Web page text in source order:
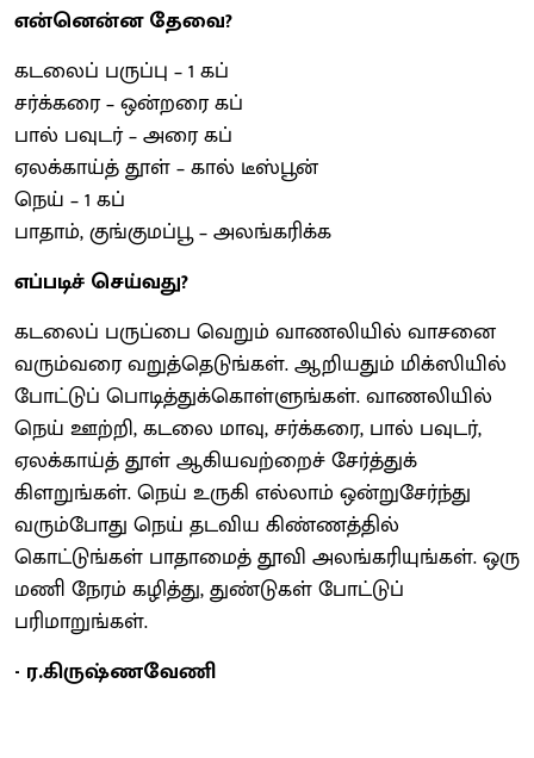
என்னென்ன தேவை?
கடலைப் பருப்பு – 1 கப்
சர்க்கரை – ஒன்றரை கப்
பால் பவுடர் – அரை கப்
ஏலக்காய்த் தூள் – கால் டீஸ்பூன்
நெய் – 1 கப்
பாதாம், குங்குமப்பூ – அலங்கரிக்க
எப்படிச் செய்வது?
கடலைப் பருப்பை வெறும் வாணலியில் வாசனை
வரும்வரை வறுத்தெடுங்கள். ஆறியதும் மிக்ஸியில்
போட்டுப் பொடித்துக்கொள்ளுங்கள். வாணலியில்
நெய் ஊற்றி, கடலை மாவு, சர்க்கரை, பால் பவுடர்,
ஏலக்காய்த் தூள் ஆகியவற்றைச் சேர்த்துக்
கிளறுங்கள். நெய் உருகி எல்லாம் ஒன்றுசேர்ந்து
வரும்போது நெய் தடவிய கிண்ணத்தில்
கொட்டுங்கள் பாதாமைத் தூவி அலங்கரியுங்கள். ஒரு
மணி நேரம் கழித்து, துண்டுகள் போட்டுப்
பரிமாறுங்கள்.
- ர.கிருஷ்ணவேணி